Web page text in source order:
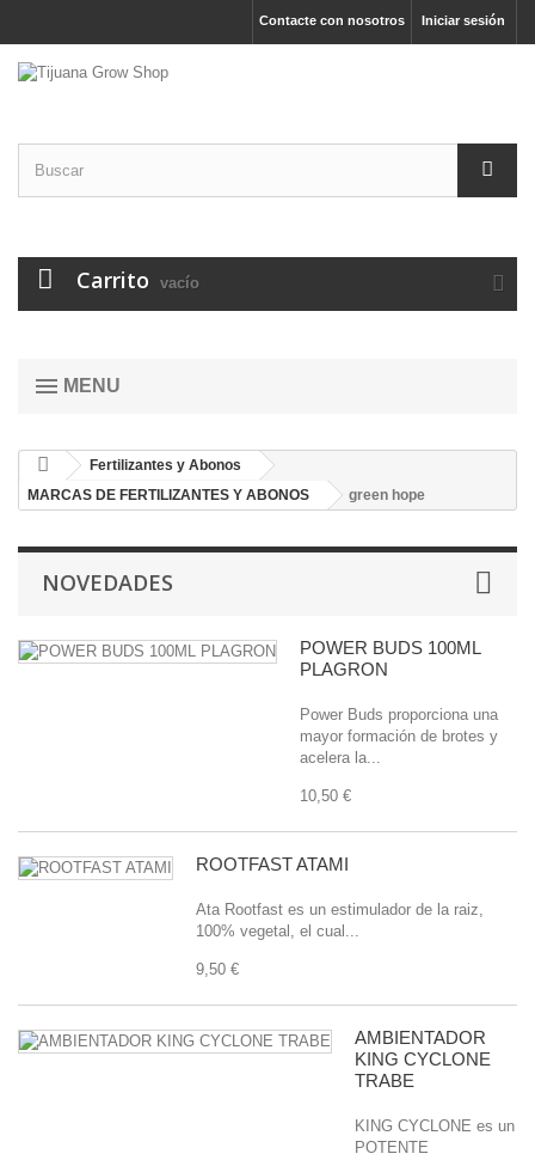
Iniciar sesión
Contacte con nosotros
Carrito vacío
MENU
Fertilizantes y Abonos
MARCAS DE FERTILIZANTES Y ABONOS
green hope
NOVEDADES
POWER BUDS 100ML
PLAGRON
Power Buds proporciona una
mayor formación de brotes y
acelera la...
10,50 €
ROOTFAST ATAMI
Ata Rootfast es un estimulador de la raiz,
100% vegetal, el cual...
9,50 €
AMBIENTADOR
KING CYCLONE
TRABE
KING CYCLONE es un
POTENTE